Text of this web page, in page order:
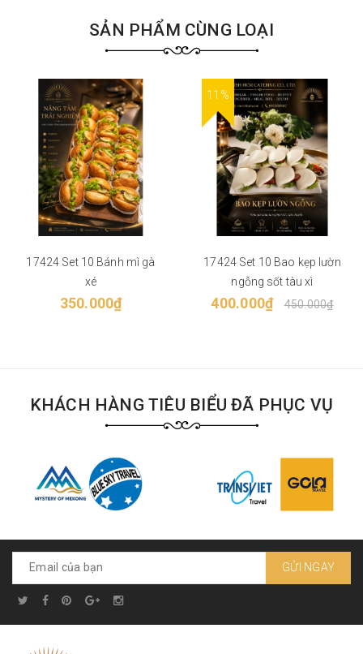
SẢN PHẨM CÙNG LOẠI
17424 Set 10 Bánh mì gà
xé
350.000₫
11%
17424 Set 10 Bao kẹp lườn
ngỗng sốt tàu xì
400.000₫ 450.000₫
KHÁCH HÀNG TIÊU BIỂU ĐÃ PHỤC VỤ
GỬI NGAY